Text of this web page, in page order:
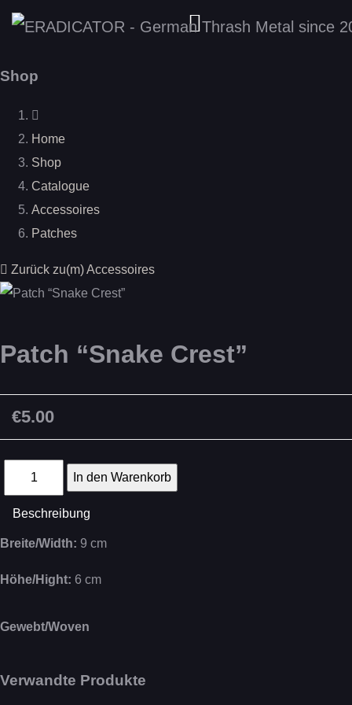
Shop
Home
Shop
Catalogue
Accessoires
Patches
Zurück zu(m) Accessoires
Patch “Snake Crest”
€5.00
Beschreibung
Breite/Width: 9 cm
Höhe/Hight: 6 cm
Gewebt/Woven
Verwandte Produkte